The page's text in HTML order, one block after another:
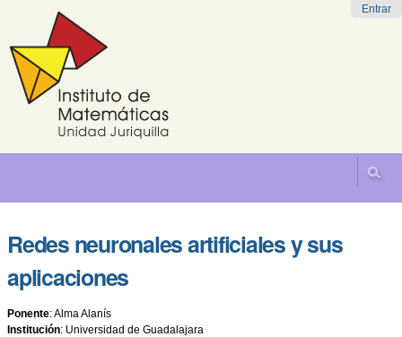
Saltar
navegación
Entrar
Redes neuronales artificiales y sus
aplicaciones
Ponente:Alma Alanís
Institución: Universidad de Guadalajara